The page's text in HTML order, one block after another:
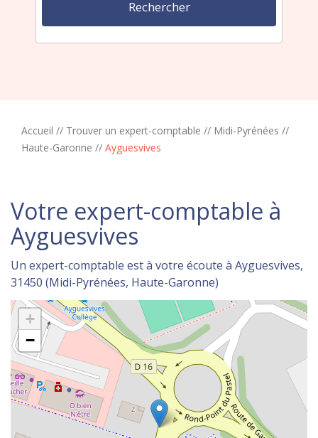
Accueil // Trouver un expert-comptable // Midi-Pyrénées //
Haute-Garonne // Ayguesvives
Votre expert-comptable à
Ayguesvives
Un expert-comptable est à votre écoute à Ayguesvives,
31450 (Midi-Pyrénées, Haute-Garonne)
+
−